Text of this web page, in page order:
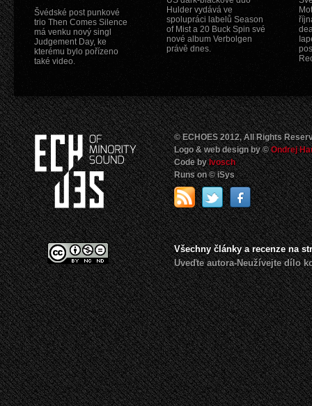
Švédské post punkové
trio Then Comes Silence
má venku nový singl
Judgement Day, ke
kterému bylo pořízeno
také video.
Hulder vydává ve
spolupráci labelů Season
of Mist a 20 Buck Spin své
nové album Verbolgen
právě dnes.
© ECHOES 2012, All Rights
Logo & web design by ©Ondrej
Code byIvosch
Runs on © iSys
Všechny články a recenze na
Uveďte autora-Neužívejte dílo